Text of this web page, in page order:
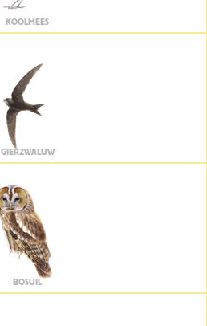
KOOLMEES
GIERZWALUW
BOSUIL